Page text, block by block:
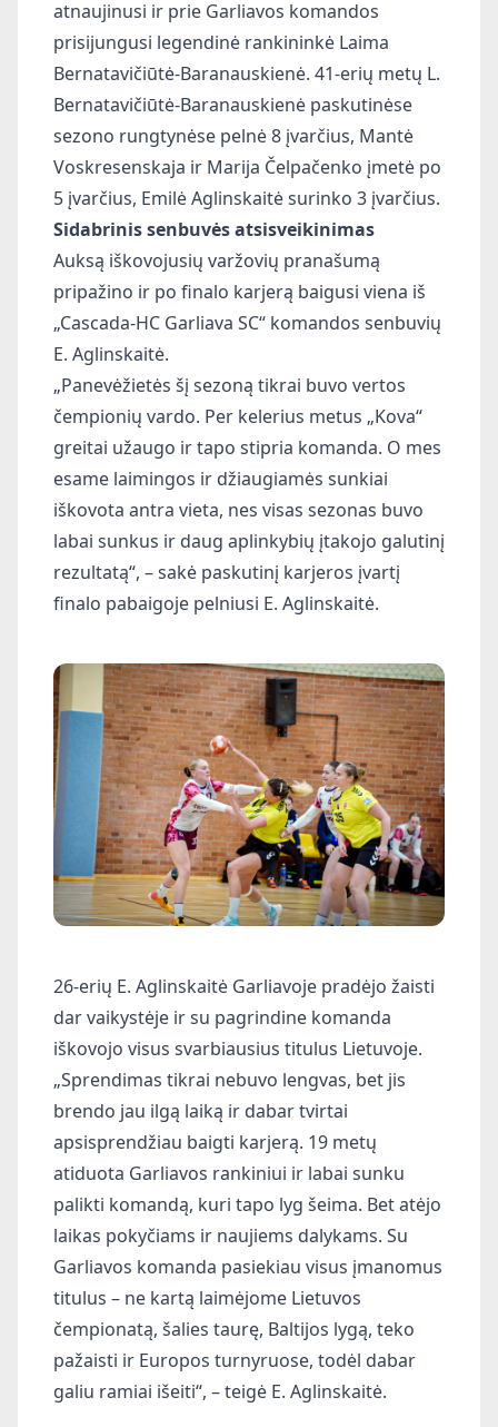
atnaujinusi ir prie Garliavos komandos
prisijungusi legendinė rankininkė Laima
Bernatavičiūtė-Baranauskienė. 41-erių metų L.
Bernatavičiūtė-Baranauskienė paskutinėse
sezono rungtynėse pelnė 8 įvarčius, Mantė
Voskresenskaja ir Marija Čelpačenko įmetė po
5 įvarčius, Emilė Aglinskaitė surinko 3 įvarčius.
Sidabrinis senbuvės atsisveikinimas
Auksą iškovojusių varžovių pranašumą
pripažino ir po finalo karjerą baigusi viena iš
„Cascada-HC Garliava SC“ komandos senbuvių
E. Aglinskaitė.
„Panevėžietės šį sezoną tikrai buvo vertos
čempionių vardo. Per kelerius metus „Kova“
greitai užaugo ir tapo stipria komanda. O mes
esame laimingos ir džiaugiamės sunkiai
iškovota antra vieta, nes visas sezonas buvo
labai sunkus ir daug aplinkybių įtakojo galutinį
rezultatą“, – sakė paskutinį karjeros įvartį
finalo pabaigoje pelniusi E. Aglinskaitė.
26-erių E. Aglinskaitė Garliavoje pradėjo žaisti
dar vaikystėje ir su pagrindine komanda
iškovojo visus svarbiausius titulus Lietuvoje.
„Sprendimas tikrai nebuvo lengvas, bet jis
brendo jau ilgą laiką ir dabar tvirtai
apsisprendžiau baigti karjerą. 19 metų
atiduota Garliavos rankiniui ir labai sunku
palikti komandą, kuri tapo lyg šeima. Bet atėjo
laikas pokyčiams ir naujiems dalykams. Su
Garliavos komanda pasiekiau visus įmanomus
titulus – ne kartą laimėjome Lietuvos
čempionatą, šalies taurę, Baltijos lygą, teko
pažaisti ir Europos turnyruose, todėl dabar
galiu ramiai išeiti“, – teigė E. Aglinskaitė.